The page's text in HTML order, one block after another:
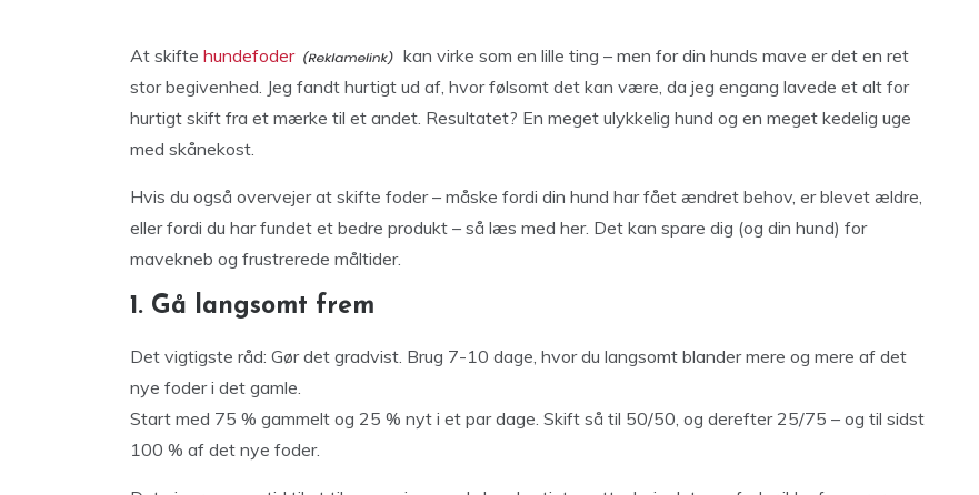
At skifte hundefoder
kan virke som en lille ting – men for din hunds mave er det en ret
stor begivenhed. Jeg fandt hurtigt ud af, hvor følsomt det kan være, da jeg engang lavede et alt for
hurtigt skift fra et mærke til et andet. Resultatet? En meget ulykkelig hund og en meget kedelig uge
med skånekost.
Hvis du også overvejer at skifte foder – måske fordi din hund har fået ændret behov, er blevet ældre,
eller fordi du har fundet et bedre produkt – så læs med her. Det kan spare dig (og din hund) for
mavekneb og frustrerede måltider.
1. Gå langsomt frem
Det vigtigste råd: Gør det gradvist. Brug 7-10 dage, hvor du langsomt blander mere og mere af det
nye foder i det gamle.
Start med 75 % gammelt og 25 % nyt i et par dage. Skift så til 50/50, og derefter 25/75 – og til sidst
100 % af det nye foder.